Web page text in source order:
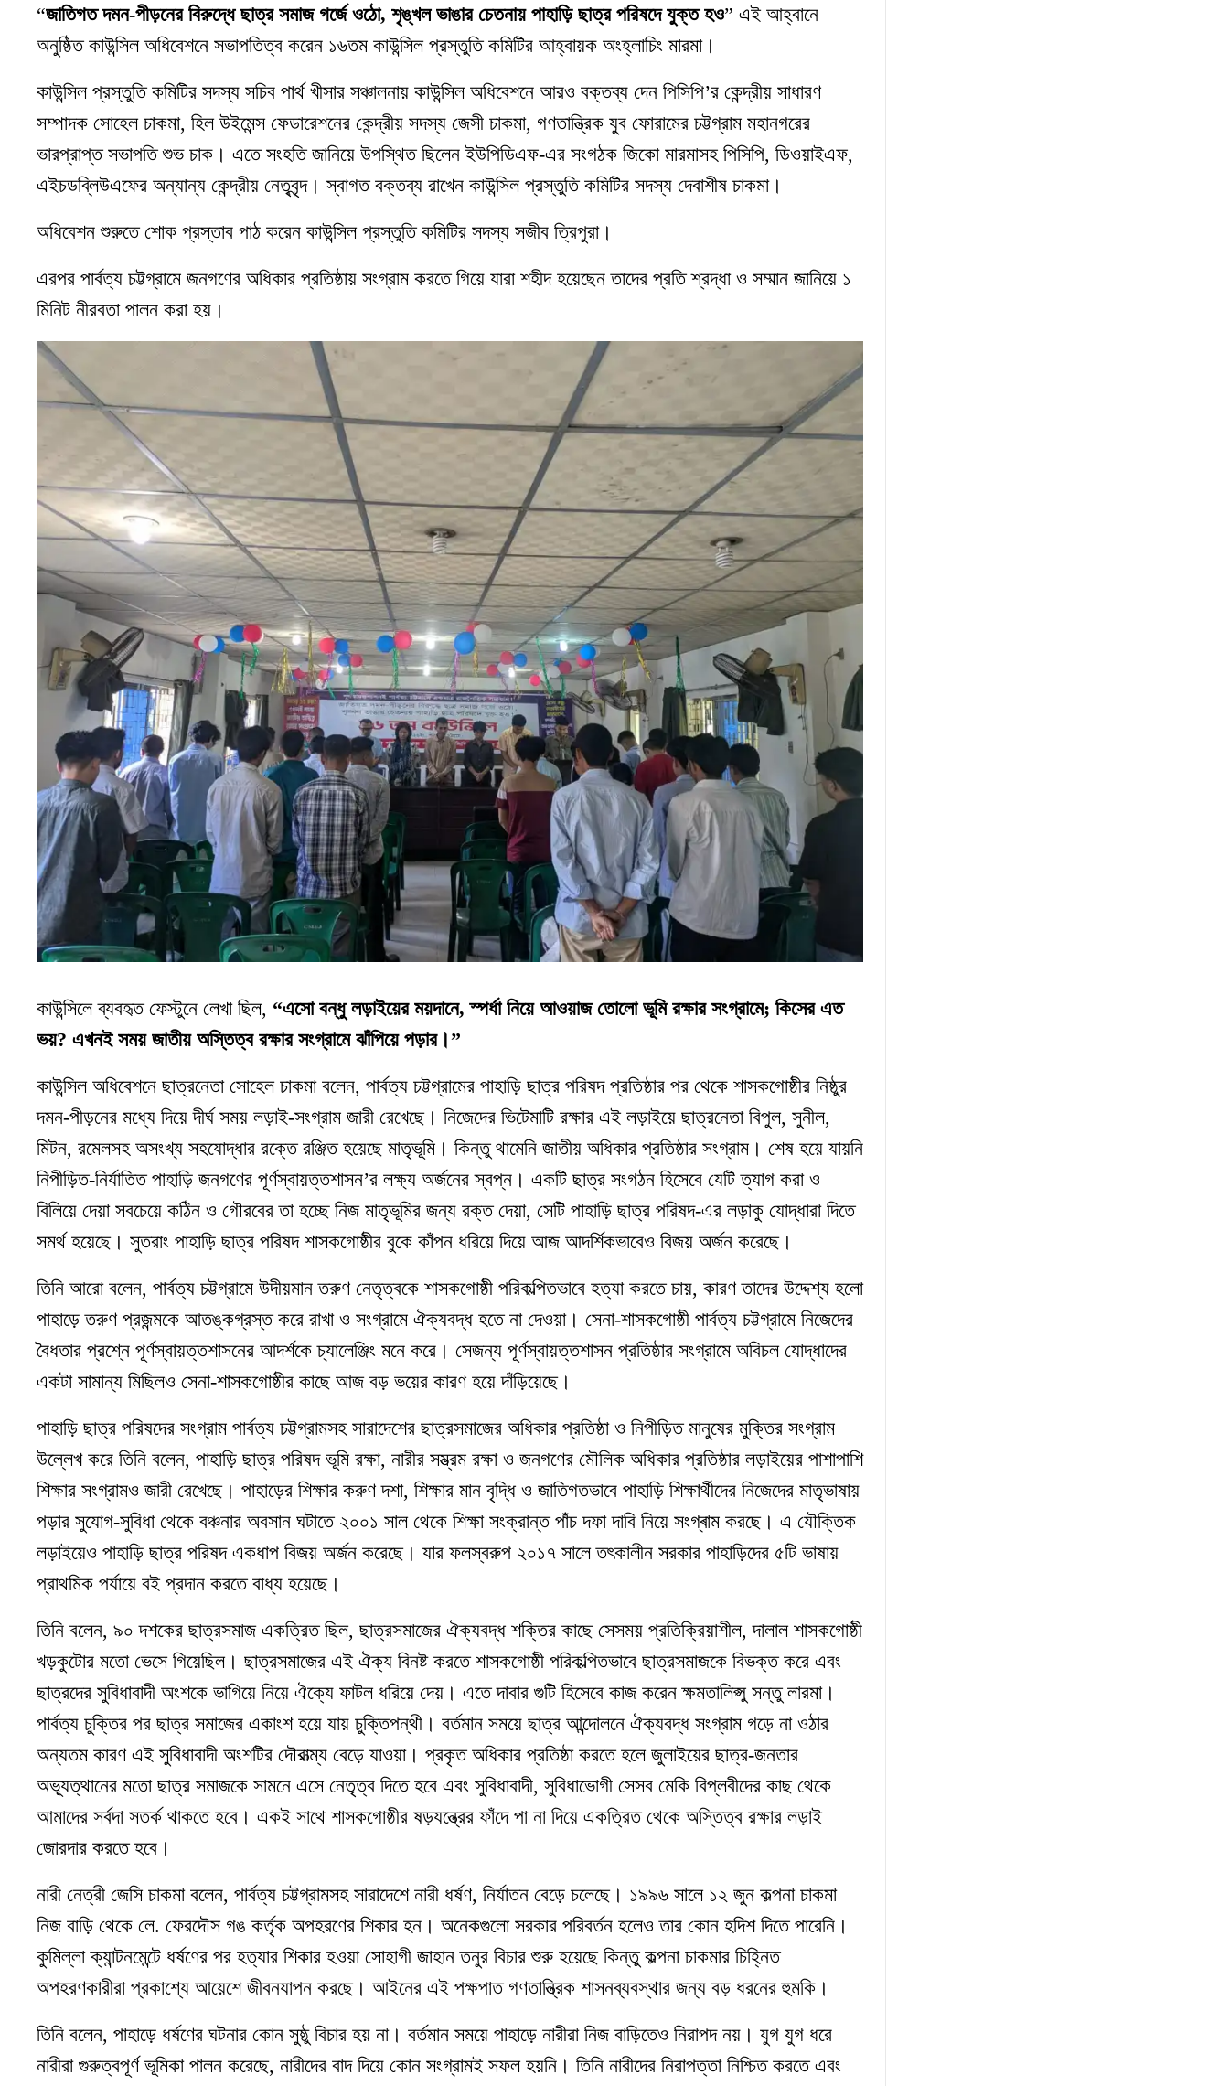
“জাতিগত দমন-পীড়নের বিরুদ্ধে ছাত্র সমাজ গর্জে ওঠো, শৃঙ্খল ভাঙার চেতনায় পাহাড়ি ছাত্র পরিষদে যুক্ত হও” এই আহ্বানে
অনুষ্ঠিত কাউন্সিল অধিবেশনে সভাপতিত্ব করেন ১৬তম কাউন্সিল প্রস্তুতি কমিটির আহ্বায়ক অংহ্লাচিং মারমা।
কাউন্সিল প্রস্তুতি কমিটির সদস্য সচিব পার্থ খীসার সঞ্চালনায় কাউন্সিল অধিবেশনে আরও বক্তব্য দেন পিসিপি’র কেন্দ্রীয় সাধারণ
সম্পাদক সোহেল চাকমা, হিল উইমেন্স ফেডারেশনের কেন্দ্রীয় সদস্য জেসী চাকমা, গণতান্ত্রিক যুব ফোরামের চট্টগ্রাম মহানগরের
ভারপ্রাপ্ত সভাপতি শুভ চাক। এতে সংহতি জানিয়ে উপস্থিত ছিলেন ইউপিডিএফ-এর সংগঠক জিকো মারমাসহ পিসিপি, ডিওয়াইএফ,
এইচডব্লিউএফের অন্যান্য কেন্দ্রীয় নেতৃবৃন্দ। স্বাগত বক্তব্য রাখেন কাউন্সিল প্রস্তুতি কমিটির সদস্য দেবাশীষ চাকমা।
অধিবেশন শুরুতে শোক প্রস্তাব পাঠ করেন কাউন্সিল প্রস্তুতি কমিটির সদস্য সজীব ত্রিপুরা।
এরপর পার্বত্য চট্টগ্রামে জনগণের অধিকার প্রতিষ্ঠায় সংগ্রাম করতে গিয়ে যারা শহীদ হয়েছেন তাদের প্রতি শ্রদ্ধা ও সম্মান জানিয়ে ১
মিনিট নীরবতা পালন করা হয়।
কাউন্সিলে ব্যবহৃত ফেস্টুনে লেখা ছিল, “এসো বন্ধু লড়াইয়ের ময়দানে, স্পর্ধা নিয়ে আওয়াজ তোলো ভূমি রক্ষার সংগ্রামে; কিসের এত
ভয়? এখনই সময় জাতীয় অস্তিত্ব রক্ষার সংগ্রামে ঝাঁপিয়ে পড়ার।”
কাউন্সিল অধিবেশনে ছাত্রনেতা সোহেল চাকমা বলেন, পার্বত্য চট্টগ্রামের পাহাড়ি ছাত্র পরিষদ প্রতিষ্ঠার পর থেকে শাসকগোষ্ঠীর নিষ্ঠুর
দমন-পীড়নের মধ্যে দিয়ে দীর্ঘ সময় লড়াই-সংগ্রাম জারী রেখেছে। নিজেদের ভিটেমাটি রক্ষার এই লড়াইয়ে ছাত্রনেতা বিপুল, সুনীল,
মিটন, রমেলসহ অসংখ্য সহযোদ্ধার রক্তে রঞ্জিত হয়েছে মাতৃভূমি। কিন্তু থামেনি জাতীয় অধিকার প্রতিষ্ঠার সংগ্রাম। শেষ হয়ে যায়নি
নিপীড়িত-নির্যাতিত পাহাড়ি জনগণের পূর্ণস্বায়ত্তশাসন’র লক্ষ্য অর্জনের স্বপ্ন। একটি ছাত্র সংগঠন হিসেবে যেটি ত্যাগ করা ও
বিলিয়ে দেয়া সবচেয়ে কঠিন ও গৌরবের তা হচ্ছে নিজ মাতৃভূমির জন্য রক্ত দেয়া, সেটি পাহাড়ি ছাত্র পরিষদ-এর লড়াকু যোদ্ধারা দিতে
সমর্থ হয়েছে। সুতরাং পাহাড়ি ছাত্র পরিষদ শাসকগোষ্ঠীর বুকে কাঁপন ধরিয়ে দিয়ে আজ আদর্শিকভাবেও বিজয় অর্জন করেছে।
তিনি আরো বলেন, পার্বত্য চট্টগ্রামে উদীয়মান তরুণ নেতৃত্বকে শাসকগোষ্ঠী পরিকল্পিতভাবে হত্যা করতে চায়, কারণ তাদের উদ্দেশ্য হলো
পাহাড়ে তরুণ প্রজন্মকে আতঙ্কগ্রস্ত করে রাখা ও সংগ্রামে ঐক্যবদ্ধ হতে না দেওয়া। সেনা-শাসকগোষ্ঠী পার্বত্য চট্টগ্রামে নিজেদের
বৈধতার প্রশ্নে পূর্ণস্বায়ত্তশাসনের আদর্শকে চ্যালেঞ্জিং মনে করে। সেজন্য পূর্ণস্বায়ত্তশাসন প্রতিষ্ঠার সংগ্রামে অবিচল যোদ্ধাদের
একটা সামান্য মিছিলও সেনা-শাসকগোষ্ঠীর কাছে আজ বড় ভয়ের কারণ হয়ে দাঁড়িয়েছে।
পাহাড়ি ছাত্র পরিষদের সংগ্রাম পার্বত্য চট্টগ্রামসহ সারাদেশের ছাত্রসমাজের অধিকার প্রতিষ্ঠা ও নিপীড়িত মানুষের মুক্তির সংগ্রাম
উল্লেখ করে তিনি বলেন, পাহাড়ি ছাত্র পরিষদ ভূমি রক্ষা, নারীর সম্ভ্রম রক্ষা ও জনগণের মৌলিক অধিকার প্রতিষ্ঠার লড়াইয়ের পাশাপাশি
শিক্ষার সংগ্রামও জারী রেখেছে। পাহাড়ের শিক্ষার করুণ দশা, শিক্ষার মান বৃদ্ধি ও জাতিগতভাবে পাহাড়ি শিক্ষার্থীদের নিজেদের মাতৃভাষায়
পড়ার সুযোগ-সুবিধা থেকে বঞ্চনার অবসান ঘটাতে ২০০১ সাল থেকে শিক্ষা সংক্রান্ত পাঁচ দফা দাবি নিয়ে সংগ্ৰাম করছে। এ যৌক্তিক
লড়াইয়েও পাহাড়ি ছাত্র পরিষদ একধাপ বিজয় অর্জন করেছে। যার ফলস্বরুপ ২০১৭ সালে তৎকালীন সরকার পাহাড়িদের ৫টি ভাষায়
প্রাথমিক পর্যায়ে বই প্রদান করতে বাধ্য হয়েছে।
তিনি বলেন, ৯০ দশকের ছাত্রসমাজ একত্রিত ছিল, ছাত্রসমাজের ঐক্যবদ্ধ শক্তির কাছে সেসময় প্রতিক্রিয়াশীল, দালাল শাসকগোষ্ঠী
খড়কুটোর মতো ভেসে গিয়েছিল। ছাত্রসমাজের এই ঐক্য বিনষ্ট করতে শাসকগোষ্ঠী পরিকল্পিতভাবে ছাত্রসমাজকে বিভক্ত করে এবং
ছাত্রদের সুবিধাবাদী অংশকে ভাগিয়ে নিয়ে ঐক্যে ফাটল ধরিয়ে দেয়। এতে দাবার গুটি হিসেবে কাজ করেন ক্ষমতালিপ্সু সন্তু লারমা।
পার্বত্য চুক্তির পর ছাত্র সমাজের একাংশ হয়ে যায় চুক্তিপন্থী। বর্তমান সময়ে ছাত্র আন্দোলনে ঐক্যবদ্ধ সংগ্রাম গড়ে না ওঠার
অন্যতম কারণ এই সুবিধাবাদী অংশটির দৌরাত্ম্য বেড়ে যাওয়া। প্রকৃত অধিকার প্রতিষ্ঠা করতে হলে জুলাইয়ের ছাত্র-জনতার
অভ্যূত্থানের মতো ছাত্র সমাজকে সামনে এসে নেতৃত্ব দিতে হবে এবং সুবিধাবাদী, সুবিধাভোগী সেসব মেকি বিপ্লবীদের কাছ থেকে
আমাদের সর্বদা সতর্ক থাকতে হবে। একই সাথে শাসকগোষ্ঠীর ষড়যন্ত্রের ফাঁদে পা না দিয়ে একত্রিত থেকে অস্তিত্ব রক্ষার লড়াই
জোরদার করতে হবে।
নারী নেত্রী জেসি চাকমা বলেন, পার্বত্য চট্টগ্রামসহ সারাদেশে নারী ধর্ষণ, নির্যাতন বেড়ে চলেছে। ১৯৯৬ সালে ১২ জুন কল্পনা চাকমা
নিজ বাড়ি থেকে লে. ফেরদৌস গঙ কর্তৃক অপহরণের শিকার হন। অনেকগুলো সরকার পরিবর্তন হলেও তার কোন হদিশ দিতে পারেনি।
কুমিল্লা ক্যান্টনমেন্টে ধর্ষণের পর হত্যার শিকার হওয়া সোহাগী জাহান তনুর বিচার শুরু হয়েছে কিন্তু কল্পনা চাকমার চিহ্নিত
অপহরণকারীরা প্রকাশ্যে আয়েশে জীবনযাপন করছে। আইনের এই পক্ষপাত গণতান্ত্রিক শাসনব্যবস্থার জন্য বড় ধরনের হুমকি।
তিনি বলেন, পাহাড়ে ধর্ষণের ঘটনার কোন সুষ্ঠু বিচার হয় না। বর্তমান সময়ে পাহাড়ে নারীরা নিজ বাড়িতেও নিরাপদ নয়। যুগ যুগ ধরে
নারীরা গুরুত্বপূর্ণ ভূমিকা পালন করেছে, নারীদের বাদ দিয়ে কোন সংগ্রামই সফল হয়নি। তিনি নারীদের নিরাপত্তা নিশ্চিত করতে এবং